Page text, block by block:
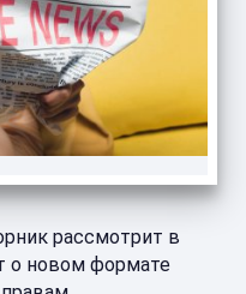
рассмотрит в
о новом формате